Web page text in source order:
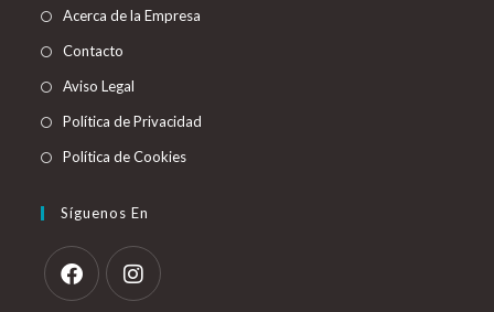
Acerca de la Empresa
Contacto
Aviso Legal
Política de Privacidad
Política de Cookies
Síguenos En